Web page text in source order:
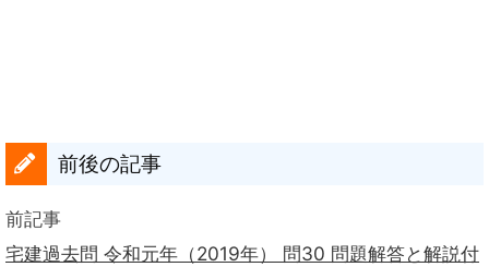
前後の記事
前記事
宅建過去問 令和元年（2019年） 問30 問題解答と解説付